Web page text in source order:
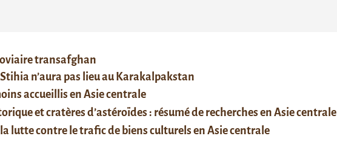
transafghan
n’aura pas lieu au Karakalpakstan
accueillis en Asie centrale
et cratères d’astéroïdes : résumé de recherches en Asie centrale
lutte contre le trafic de biens culturels en Asie centrale